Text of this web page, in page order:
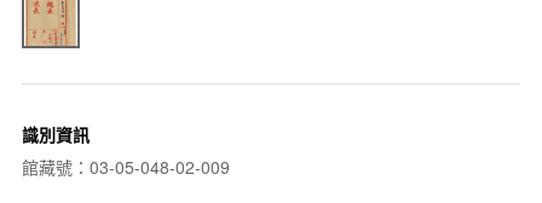
識別資訊
館藏號：03-05-048-02-009